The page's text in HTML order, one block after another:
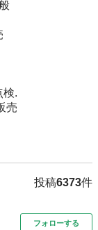
検.
売
投稿6373件
フォローする